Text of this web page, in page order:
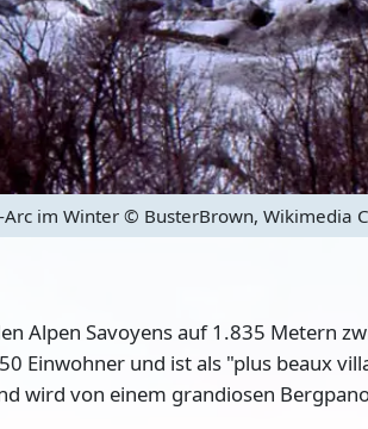
im Winter© BusterBrown, Wikimedia
Alpen Savoyens auf 1.835 Metern
Einwohner und istals "plus beaux
wird von einem grandiosen